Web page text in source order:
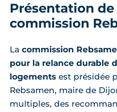
Présentation de
commission
La commission
pour la relance durable
logements est présidée
Rebsamen, maire de
multiples, des